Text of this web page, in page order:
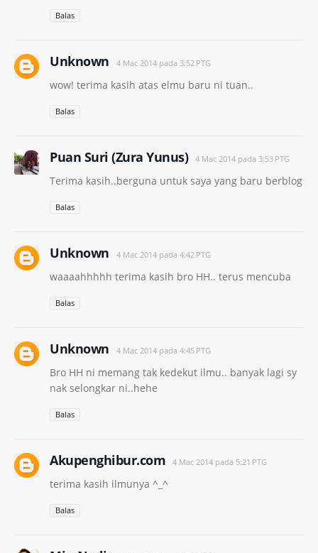
Balas
Unknown 4 Mac 2014 pada 3:52 PTG
wow! terima kasih atas elmu baru ni tuan..
Balas
Puan Suri (Zura Yunus) 4 Mac 2014 pada 3:53 PTG
Terima kasih..berguna untuk saya yang baru berblog
Balas
Unknown 4 Mac 2014 pada 4:42 PTG
waaaahhhhh terima kasih bro HH.. terus mencuba
Balas
Unknown 4 Mac 2014 pada 4:45 PTG
Bro HH ni memang tak kedekut ilmu.. banyak lagi sy
nak selongkar ni..hehe
Balas
Akupenghibur.com 4 Mac 2014 pada 5:21 PTG
terima kasih ilmunya ^_^
Balas